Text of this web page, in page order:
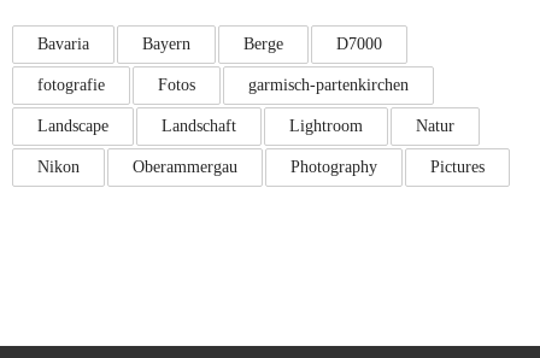
Bavaria Bayern Berge D7000
fotografie Fotos garmisch-partenkirchen
Landscape Landschaft Lightroom Natur
Nikon Oberammergau Photography Pictures